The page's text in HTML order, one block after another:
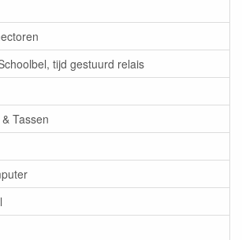
tijd gestuurd relais
Tassen